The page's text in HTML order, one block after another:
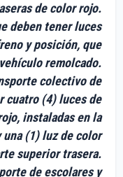
de color rojo.
deben tener luces
y posición, que
remolcado.
colectivo de
cuatro (4) luces de
instaladas en la
(1) luz de color
superior trasera.
de escolares y